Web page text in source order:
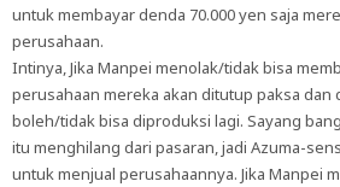
untuk membayar denda 70.000 yen saja
perusahaan.
Intinya, Jika Manpei menolak/tidak bisa
perusahaan mereka akan ditutup paksa dan
boleh/tidak bisa diproduksi lagi. Sayang
itu menghilang dari pasaran, jadi Azuma-
untuk menjual perusahaannya. Jika Manpei